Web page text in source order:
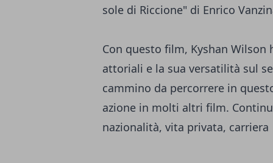
sole di Riccione" di Enrico
Con questo film, Kyshan
attoriali e la sua versatilità sul
cammino da percorrere in
azione in molti altri film.
nazionalità, vita privata, carriera